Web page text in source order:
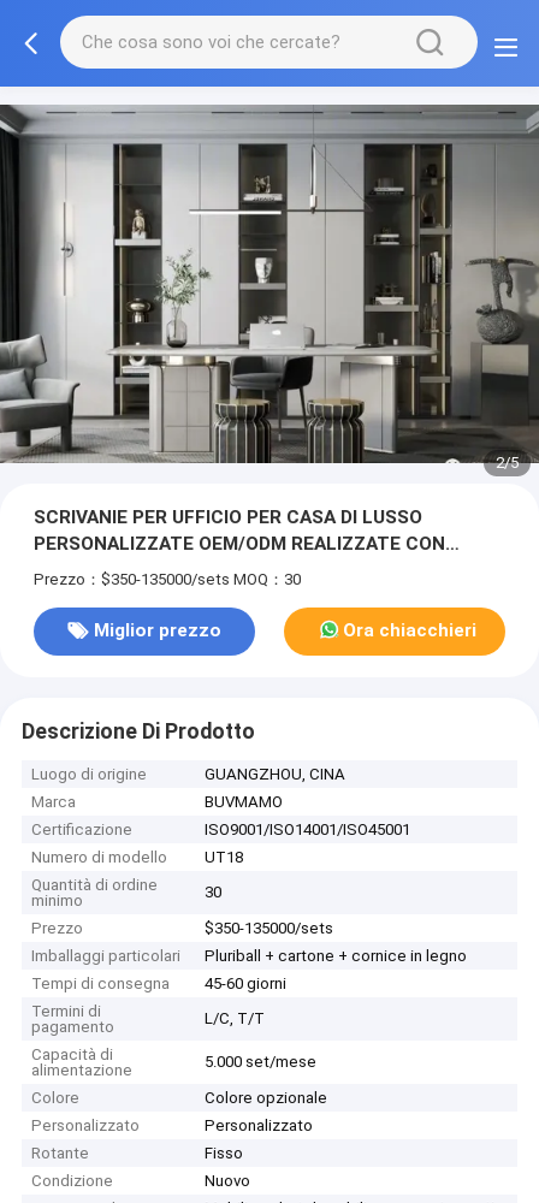
3/5
SCRIVANIE PER UFFICIO PER CASA DI LUSSO
PERSONALIZZATE OEM/ODM REALIZZATE CON
MARMO, LEGNO E METALLO DI PREMIO, COSTRUITE
MODERNE.
Prezzo：$350-135000/sets MOQ：30
Miglior prezzo Ora chiacchieri
Descrizione Di Prodotto
Luogo di origine
GUANGZHOU, CINA
Marca
BUVMAMO
Certificazione
ISO9001/ISO14001/ISO45001
Numero di modello
UT18
Quantità di ordine
minimo
30
Prezzo
$350-135000/sets
Imballaggi particolari
Pluriball + cartone + cornice in legno
Tempi di consegna
45-60 giorni
Termini di
pagamento
L/C, T/T
Capacità di
alimentazione
5.000 set/mese
Colore
Colore opzionale
Personalizzato
Personalizzato
Rotante
Fisso
Condizione
Nuovo